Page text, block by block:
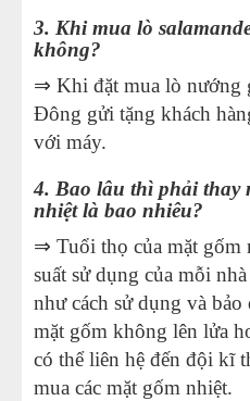
3. Khi mua lò
không?
⇒ Khi đặt mua lò nướng
Đông gửi tặng khách
với máy.
4. Bao lâu thì phải thay
nhiệt là bao nhiêu?
⇒ Tuổi thọ của mặt gốm
suất sử dụng của mỗi
như cách sử dụng và
mặt gốm không lên lửa
có thể liên hệ đến đội kĩ
mua các mặt gốm nhiệt.